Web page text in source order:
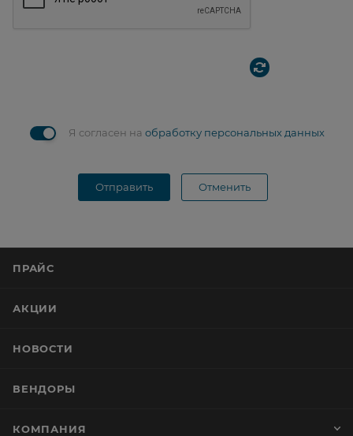
Я согласен на обработку персональных данных
Отправить Отменить
ПРАЙС
АКЦИИ
НОВОСТИ
ВЕНДОРЫ
КОМПАНИЯ